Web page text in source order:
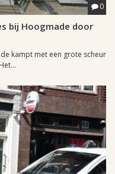
0
bij Hoogmade door
kampt met een grote scheur